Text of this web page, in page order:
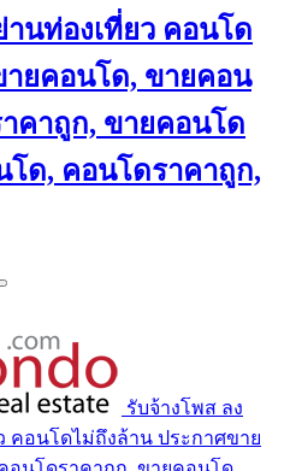
นท่องเที่ยว คอนโด
ยคอนโด, ขายคอน
คาถูก, ขายคอนโด
โด, คอนโดราคาถูก,
รับจ้างโพส ลง
คอนโดไม่ถึงล้าน ประกาศขาย